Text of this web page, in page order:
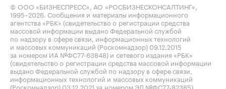
© ООО «БИЗНЕСПРЕСС», АО «РОСБИЗНЕСКОНСАЛТИНГ»,
1995–2026 . Сообщения и материалы информационного
агентства «РБК» (свидетельство о регистрации средства
массовой информации выдано Федеральной службой
по надзору в сфере связи, информационных технологий
и массовых коммуникаций (Роскомнадзор) 09.12.2015
за номером ИА №ФС77-63848) и сетевого издания «РБК»
(свидетельство о регистрации средства массовой информации
выдано Федеральной службой по надзору в сфере связи,
информационных технологий и массовых коммуникаций
(Роскомнадзор) 03.12.2021 за номером ЭЛ №ФС77-82385)